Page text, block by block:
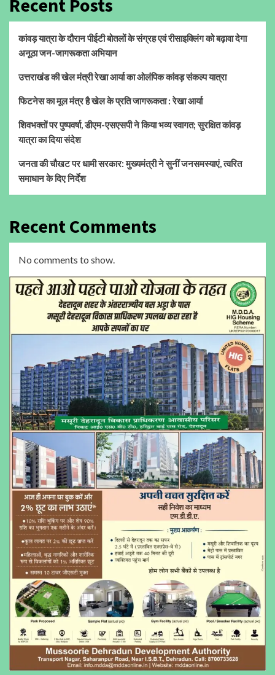
कांवड़ यात्रा के दौरान पीईटी बोतलों के संग्रह एवं रीसाइक्लिंग को बढ़ावा देगा
अनूठा जन-जागरूकता अभियान
उत्तराखंड की खेल मंत्री रेखा आर्या का ओलंपिक कांवड़ संकल्प यात्रा
फिटनेस का मूल मंत्र है खेल के प्रति जागरूकता : रेखा आर्या
शिवभक्तों पर पुष्पवर्षा, डीएम-एसएसपी ने किया भव्य स्वागत; सुरक्षित कांवड़
यात्रा का दिया संदेश
जनता की चौखट पर धामी सरकार: मुख्यमंत्री ने सुनीं जनसमस्याएं, त्वरित
समाधान के दिए निर्देश
Recent Comments
No comments to show.